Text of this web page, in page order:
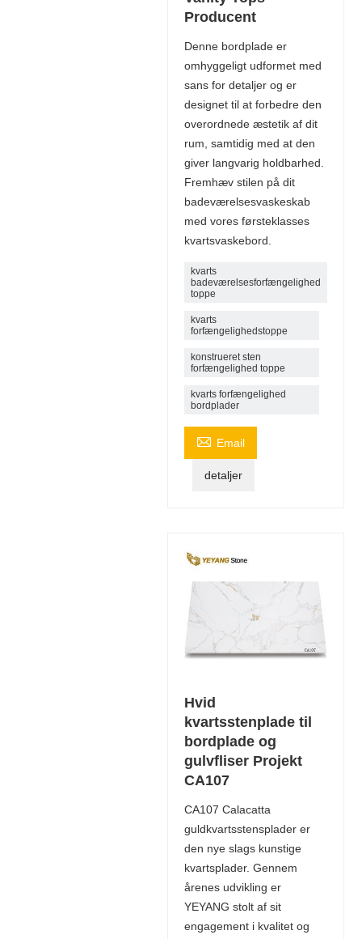
Producent
Denne bordplade er
omhyggeligt udformet med
sans for detaljer og er
designet til at forbedre den
overordnede æstetik af dit
rum, samtidig med at den
giver langvarig holdbarhed.
Fremhæv stilen på dit
badeværelsesvaskeskab
med vores førsteklasses
kvartsvaskebord.
kvarts
badeværelsesforfængelighed
toppe
kvarts
forfængelighedstoppe
konstrueret sten
forfængelighed toppe
kvarts forfængelighed
bordplader
 Email
detaljer
Hvid
kvartsstenplade til
bordplade og
gulvfliser Projekt
CA107
CA107 Calacatta
guldkvartsstensplader er
den nye slags kunstige
kvartsplader. Gennem
årenes udvikling er
YEYANG stolt af sit
engagement i kvalitet og